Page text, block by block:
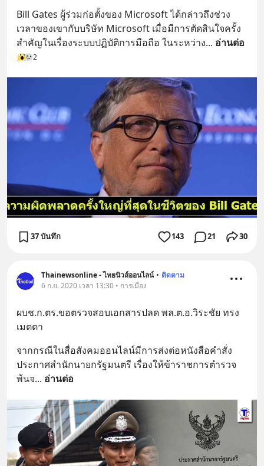
Bill Gates ผู้ร่วมก่อตั้งของ Microsoft ได้กล่าวถึงช่วง
เวลาของเขากับบริษัท Microsoft เมื่อมีการตัดสินใจครั้ง
สำคัญในเรื่องระบบปฏิบัติการมือถือ ในระหว่าง... อ่านต่อ
2
37 บันทึก 143 21 30
Thainewsonline - ไทยนิวส์ออนไลน์ • ติดตาม
6 ก.ย. 2020 เวลา 13:30 • การเมือง
ผบช.ก.ตร.ขอตรวจสอบเอกสารปลด พล.ต.อ.วิระชัย ทรง
เมตตา
จากกรณีในสื่อสังคมออนไลน์มีการส่งต่อหนังสือคำสั่ง
ประกาศสำนักนายกรัฐมนตรี เรื่องให้ข้าราชการตำรวจ
พ้นจ... อ่านต่อ